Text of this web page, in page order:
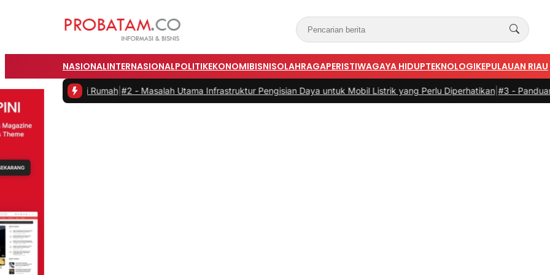
NASIONALINTERNASIONALPOLITIKEKONOMIBISNISOLAHRAGAPERISTIWAGAYA HIDUPTEKNOLOGIKEPULAUAN RIAU
dari Rumah |#2 -Masalah Utama Infrastruktur Pengisian Daya untuk Mobil Listrik yang Perlu Diperhatikan|#3 -Panduan Belanja